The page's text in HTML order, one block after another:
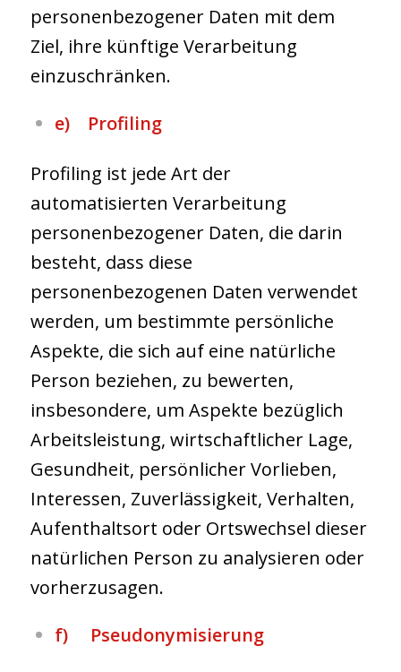
personenbezogener Daten mit dem
Ziel, ihre künftige Verarbeitung
einzuschränken.
e) Profiling
Profiling ist jede Art der
automatisierten Verarbeitung
personenbezogener Daten, die darin
besteht, dass diese
personenbezogenen Daten verwendet
werden, um bestimmte persönliche
Aspekte, die sich auf eine natürliche
Person beziehen, zu bewerten,
insbesondere, um Aspekte bezüglich
Arbeitsleistung, wirtschaftlicher Lage,
Gesundheit, persönlicher Vorlieben,
Interessen, Zuverlässigkeit, Verhalten,
Aufenthaltsort oder Ortswechsel dieser
natürlichen Person zu analysieren oder
vorherzusagen.
f) Pseudonymisierung